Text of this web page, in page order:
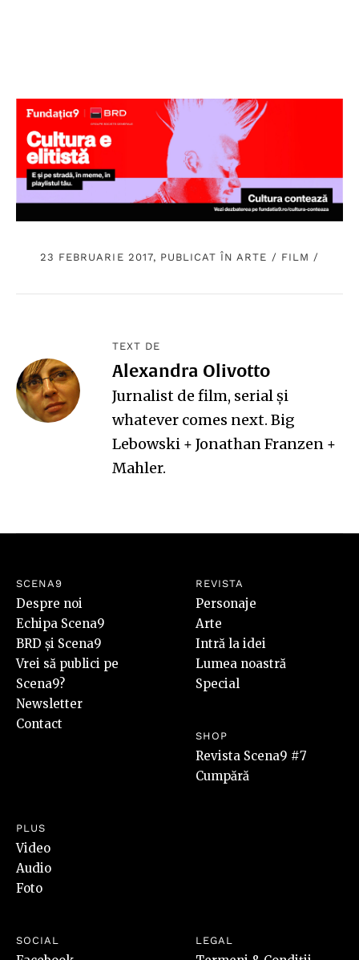
23 FEBRUARIE 2017, PUBLICAT ÎN ARTE / FILM /
TEXT DE
Alexandra Olivotto
Jurnalist de film, serial și
whatever comes next. Big
Lebowski + Jonathan Franzen +
Mahler.
SCENA9
Despre noi
Echipa Scena9
BRD și Scena9
Vrei să publici pe
Scena9?
Newsletter
Contact
REVISTA
Personaje
Arte
Intră la idei
Lumea noastră
Special
SHOP
Revista Scena9 #7
Cumpără
PLUS
Video
Audio
Foto
SOCIAL LEGAL